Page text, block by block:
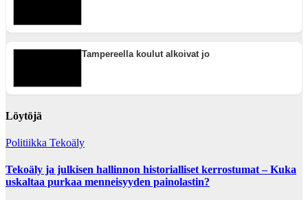
Tampereella koulut alkoivat jo
Löytöjä
Politiikka Tekoäly
Tekoäly ja julkisen hallinnon historialliset kerrostumat – Kuka
uskaltaa purkaa menneisyyden painolastin?